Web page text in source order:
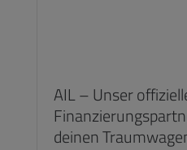
AIL – Unser
deinen